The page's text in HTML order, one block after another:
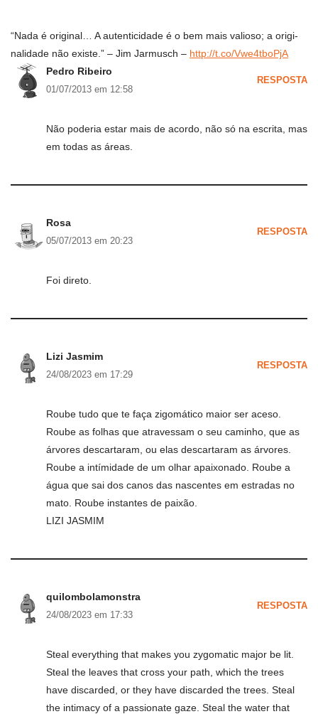
“Nada é ori­gi­nal… A auten­ti­ci­dade é o bem mais vali­oso; a ori­gi­
na­li­dade não existe.” – Jim Jarmusch – http://t.co/Vwe4tboPjA
Pedro Ribeiro
01/07/2013 em 12:58
RESPOSTA
Não poderia estar mais de acordo, não só na escrita, mas
em todas as áreas.
Rosa
05/07/2013 em 20:23
RESPOSTA
Foi direto.
Lizi Jasmim
24/08/2023 em 17:29
RESPOSTA
Roube tudo que te faça zigomático maior ser aceso.
Roube as folhas que atravessam o seu caminho, que as
árvores descartaram, ou elas descartaram as árvores.
Roube a intímidade de um olhar apaixonado. Roube a
água que sai dos canos das nascentes em estradas no
mato. Roube instantes de paixão.
LIZI JASMIM
quilombolamonstra
24/08/2023 em 17:33
RESPOSTA
Steal everything that makes you zygomatic major be lit.
Steal the leaves that cross your path, which the trees
have discarded, or they have discarded the trees. Steal
the intimacy of a passionate gaze. Steal the water that